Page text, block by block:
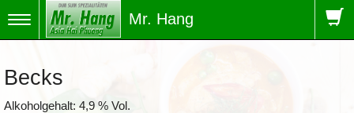
Toggle
navigation
Mr. Hang
Becks
Alkoholgehalt: 4,9 % Vol.